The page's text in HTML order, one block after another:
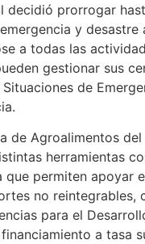
decidió prorrogar
y desastre
a todas las
gestionar sus
de
de Agroalimentos
herramientas
permiten apoyar
no reintegrables,
para el
a tasa